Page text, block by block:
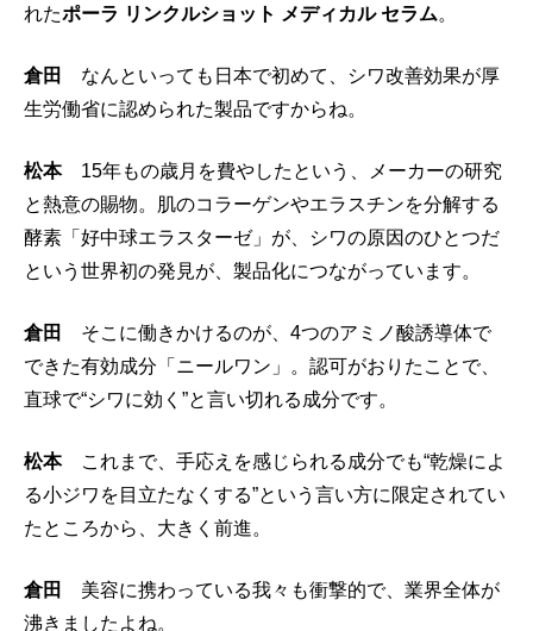
れたポーラ リンクルショット メディカル セラム。
倉田
なんといっても日本で初めて、シワ改善効果が厚
生労働省に認められた製品ですからね。
松本15年もの歳月を費やしたという、メーカーの研究
と熱意の賜物。肌のコラーゲンやエラスチンを分解する
酵素「好中球エラスターゼ」が、シワの原因のひとつだ
という世界初の発見が、製品化につながっています。
倉田
そこに働きかけるのが、4つのアミノ酸誘導体で
できた有効成分「ニールワン」。認可がおりたことで、
直球で“シワに効く”と言い切れる成分です。
松本これまで、手応えを感じられる成分でも“乾燥によ
る小ジワを目立たなくする”という言い方に限定されてい
たところから、大きく前進。
倉田
美容に携わっている我々も衝撃的で、業界全体が
沸きましたよね。